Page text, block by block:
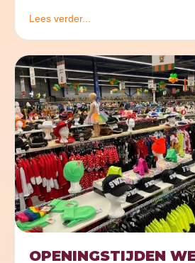
Lees verder...
OPENINGSTIJDEN